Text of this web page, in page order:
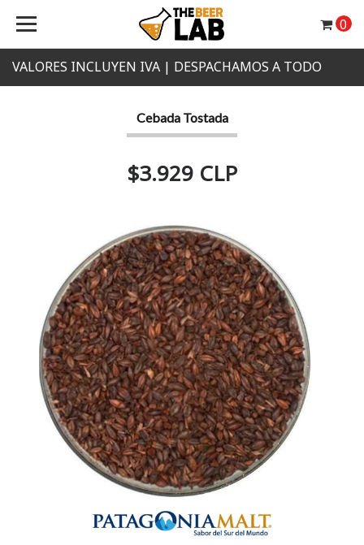
VALORES INCLUYEN IVA | DESPACHAMOS A TODO
0
Cebada Tostada
$3.929 CLP